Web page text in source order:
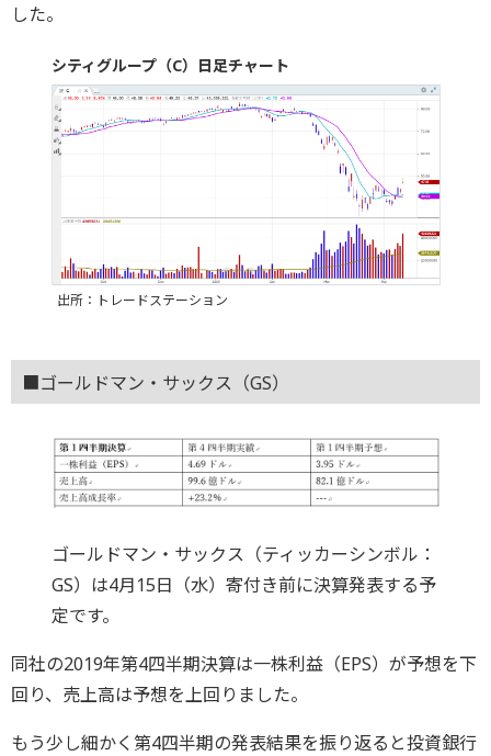
した。
シティグループ（C）日足チャート
出所：トレードステーション
■ゴールドマン・サックス（GS）
ゴールドマン・サックス（ティッカーシンボル：
GS）は4月15日（水）寄付き前に決算発表する予
定です。
同社の2019年第4四半期決算は一株利益（EPS）が予想を下
回り、売上高は予想を上回りました。
もう少し細かく第4四半期の発表結果を振り返ると投資銀行